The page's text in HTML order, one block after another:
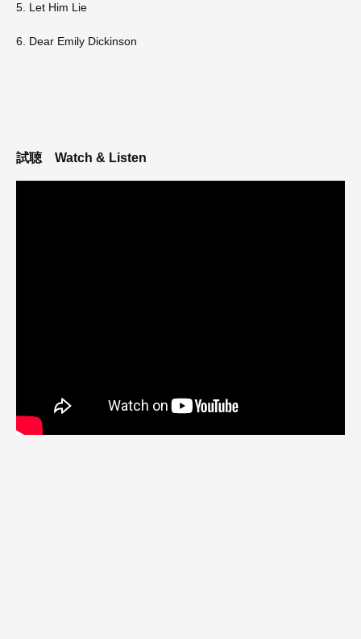
5. Let Him Lie
6. Dear Emily Dickinson
試聴 Watch & Listen